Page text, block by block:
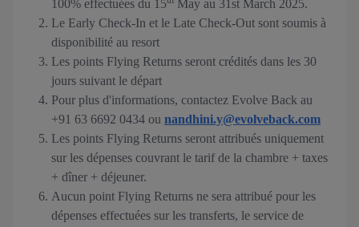
100% effectuées du 15
May au 31st March 2025.
Le Early Check-In et le Late Check-Out sont soumis à
disponibilité au resort
Les points Flying Returns seront crédités dans les 30
jours suivant le départ
Pour plus d'informations, contactez Evolve Back au
+91 63 6692 0434 ou nandhini.y@evolveback.com
Les points Flying Returns seront attribués uniquement
sur les dépenses couvrant le tarif de la chambre + taxes
+ dîner + déjeuner.
Aucun point Flying Returns ne sera attribué pour les
dépenses effectuées sur les transferts, le service de